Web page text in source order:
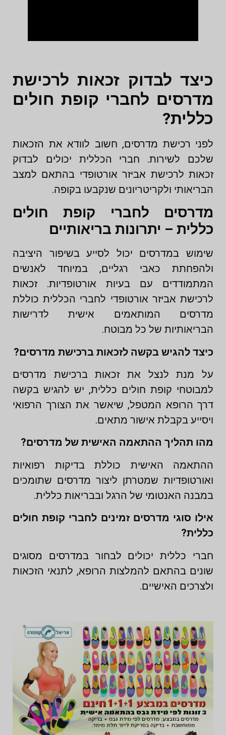
כיצד לבדוק זכאות לרכישת
מדרסים לחברי קופת חולים
כללית?
לפני רכישת מדרסים, חשוב לוודא את הזכאות
שלכם לשירות. חברי הכללית יכולים לבדוק
זכאות לרכישת אביזר אורטופדי בהתאם למצב
הבריאותי ולקריטריונים שנקבעו בקופה.
מדרסים לחברי קופת חולים
כללית – יתרונות בריאותיים
שימוש במדרסים יכול לסייע בשיפור היציבה
ולהפחתת כאבי רגליים, במיוחד לאנשים
המתמודדים עם בעיות אורטופדיות. זכאות
לרכישת אביזר אורטופדי לחברי הכללית כוללת
מדרסים המותאמים אישית לדרישות
הבריאותיות של כל מבוטח.
כיצד להגיש בקשה לזכאות ברכישת מדרסים?
על מנת לנצל את זכאות ברכישת מדרסים
למבוטחי קופת חולים כללית, יש להגיש בקשה
דרך הרופא המטפל, שיאשר את הצורך הרפואי
ויסייע בקבלת אישור מתאים.
מהו תהליך ההתאמה האישית של מדרסים?
ההתאמה האישית כוללת בדיקות רפואיות
ואורטופדיות שמטרתן ליצור מדרסים שתומכים
במבנה האנטומי של הרגל ובבריאות כללית.
אילו סוגי מדרסים זמינים לחברי קופת חולים
כללית?
חברי כללית יכולים לבחור במדרסים מסוגים
שונים בהתאם להמלצות הרופא, לתנאי הזכאות
ולצרכים האישיים.